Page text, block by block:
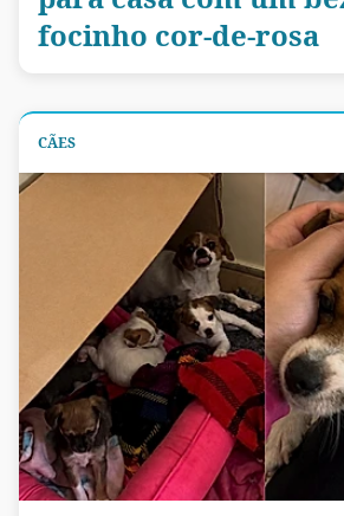
focinho cor-de-rosa
CÃES